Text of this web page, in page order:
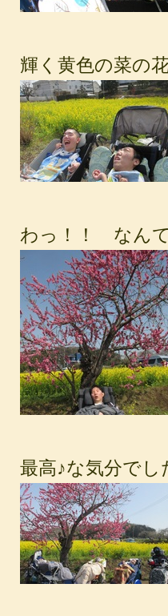
輝く黄色の菜の
わっ！！ なん
最高♪な気分でし